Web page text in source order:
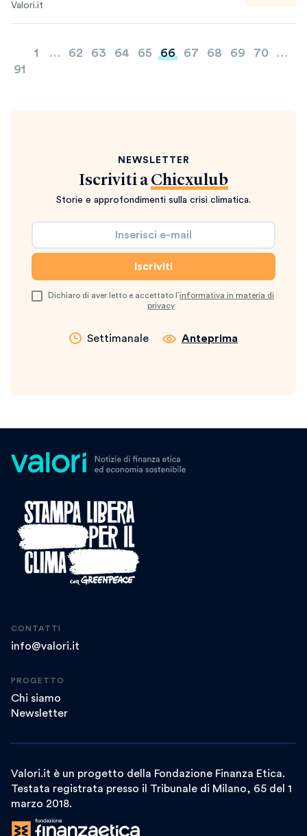
Valori.it
Paginazione
degli
1 … 62 63 64 65 66 67 68 69 70
…
91
NEWSLETTER
Iscriviti a Chicxulub
Storie e approfondimenti sulla crisi climatica.
Dichiaro di aver letto e accettato l’informativa in materia di
privacy
Settimanale Anteprima
CONTATTI
info@valori.it
PROGETTO
Chi siamo
Newsletter
Valori.it è un progetto della Fondazione Finanza Etica.
Testata registrata presso il Tribunale di Milano, 65 del 1
marzo 2018.